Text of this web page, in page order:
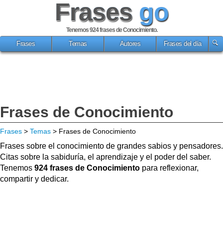
Frases go
Tenemos 924frases de Conocimiento.
Frases
Temas Autores Frases del día
Frases de Conocimiento
Frases > Temas > Frases de Conocimiento
Frases sobre el conocimiento de grandes sabios y pensadores.
Citas sobre la sabiduría, el aprendizaje y el poder del saber.
Tenemos 924 frases de Conocimiento para reflexionar,
compartir y dedicar.